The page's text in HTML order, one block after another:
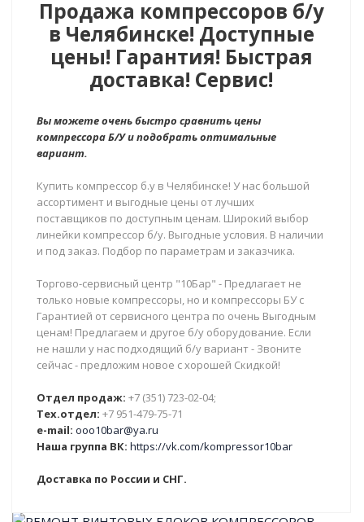
Продажа компрессоров б/у
в Челябинске! Доступные
цены! Гарантия! Быстрая
доставка! Сервис!
Вы можете очень быстро сравнить цены
компрессора Б/У и подобрать оптимальные
вариант.
Купить компрессор б.у в Челябинске! У нас большой
ассортимент и выгодные цены от лучших
поставщиков по доступным ценам. Широкий выбор
линейки компрессор б/у. Выгодные условия. В наличии
и под заказ. Подбор по параметрам и заказчика.
Торгово-сервисный центр "10Бар" - Предлагает не
только новые компрессоры, но и компрессоры БУ с
Гарантией от сервисного центра по очень Выгодным
ценам! Предлагаем и другое б/у оборудование. Если
не нашли у нас подходящий б/у вариант - Звоните
сейчас - предложим новое с хорошей Скидкой!
Отдел продаж: +7 (351) 723-02-04;
Тех.отдел: +7 951-479-75-71
e-mail: ooo10bar@ya.ru
Наша группа ВК: https://vk.com/kompressor10bar
Доставка по России и СНГ.